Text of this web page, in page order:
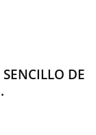
DE